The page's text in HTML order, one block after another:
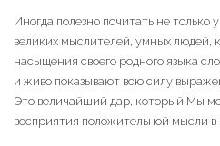
Иногда полезно почитать не
великих мыслителей, умных людей,
насыщения своего родного языка
и живо показывают всю силу
Это величайший дар, который Мы
восприятия положительной мысли